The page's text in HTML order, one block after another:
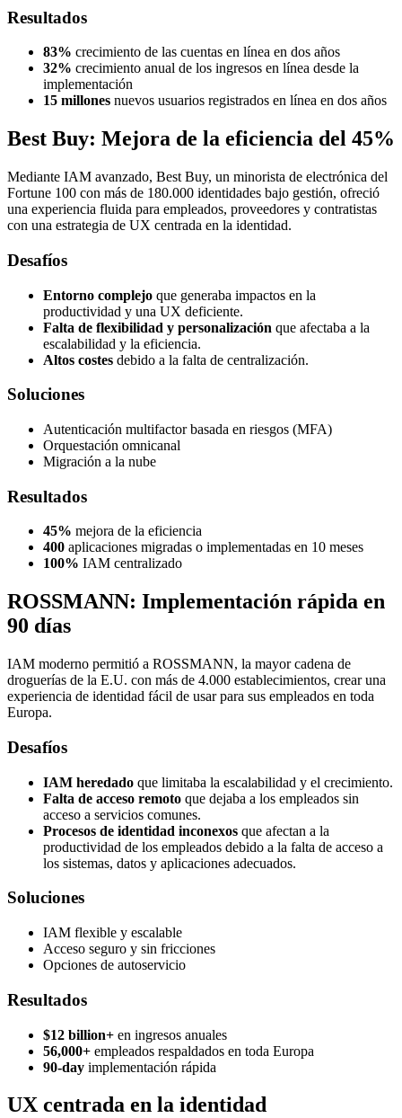
Resultados
83% crecimiento de las cuentas en línea en dos años
32% crecimiento anual de los ingresos en línea desde la
implementación
15 millones nuevos usuarios registrados en línea en dos años
Best Buy: Mejora de la eficiencia del 45%
Mediante IAM avanzado, Best Buy, un minorista de electrónica del
Fortune 100 con más de 180.000 identidades bajo gestión, ofreció
una experiencia fluida para empleados, proveedores y contratistas
con una estrategia de UX centrada en la identidad.
Desafíos
Entorno complejo que generaba impactos en la
productividad y una UX deficiente.
Falta de flexibilidad y personalización que afectaba a la
escalabilidad y la eficiencia.
Altos costes debido a la falta de centralización.
Soluciones
Autenticación multifactor basada en riesgos (MFA)
Orquestación omnicanal
Migración a la nube
Resultados
45% mejora de la eficiencia
400 aplicaciones migradas o implementadas en 10 meses
100% IAM centralizado
ROSSMANN: Implementación rápida en
90 días
IAM moderno permitió a ROSSMANN, la mayor cadena de
droguerías de la E.U. con más de 4.000 establecimientos, crear una
experiencia de identidad fácil de usar para sus empleados en toda
Europa.
Desafíos
IAM heredado que limitaba la escalabilidad y el crecimiento.
Falta de acceso remoto que dejaba a los empleados sin
acceso a servicios comunes.
Procesos de identidad inconexos que afectan a la
productividad de los empleados debido a la falta de acceso a
los sistemas, datos y aplicaciones adecuados.
Soluciones
IAM flexible y escalable
Acceso seguro y sin fricciones
Opciones de autoservicio
Resultados
$12 billion+ en ingresos anuales
56,000+ empleados respaldados en toda Europa
90-day implementación rápida
UX centrada en la identidad